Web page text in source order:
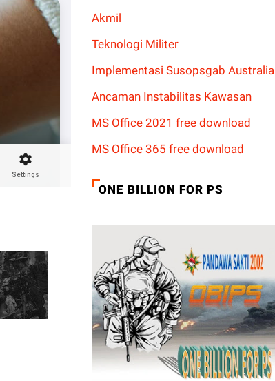
Akmil
Teknologi Militer
Implementasi Susopsgab Australia
Ancaman Instabilitas Kawasan
MS Office 2021 free download
MS Office 365 free download
ONE BILLION FOR PS